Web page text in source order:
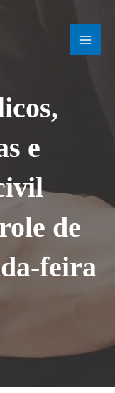
e
de
feira